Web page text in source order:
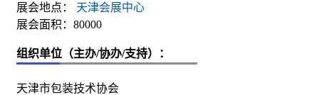
展会地点：
天津会展中心
展会面积：80000
组织单位（主办/协办/支持）：
天津市包装技术协会